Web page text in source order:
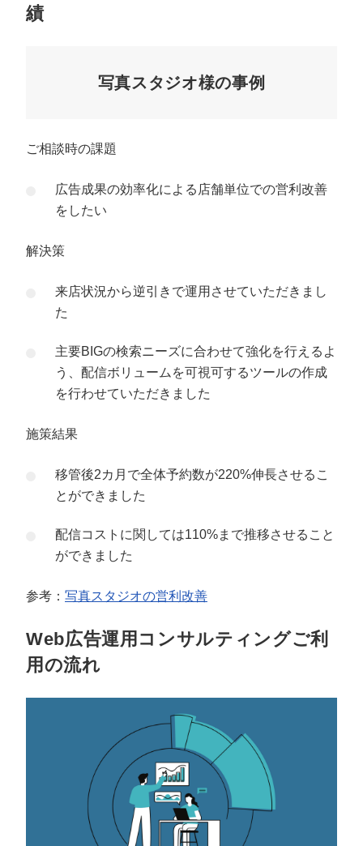
績
写真スタジオ様の事例
ご相談時の課題
広告成果の効率化による店舗単位での営利改善
をしたい
解決策
来店状況から逆引きで運用させていただきまし
た
主要BIGの検索ニーズに合わせて強化を行えるよ
う、配信ボリュームを可視可するツールの作成
を行わせていただきました
施策結果
移管後2カ月で全体予約数が220%伸長させるこ
とができました
配信コストに関しては110%まで推移させること
ができました
参考： 写真スタジオの営利改善
Web広告運用コンサルティングご利
用の流れ